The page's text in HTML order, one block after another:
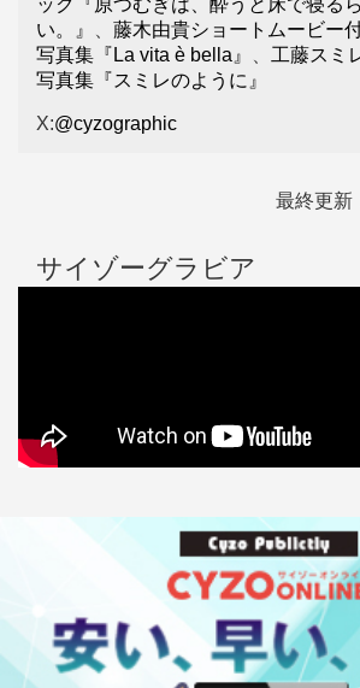
い。』
藤木由貴ショートムービー
写真集『La vita è bella』
工藤スミ
写真集『スミレのように』
X:@cyzographic
最終更新
サイゾーグラビア